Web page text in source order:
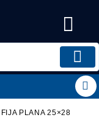
PLANA 25×28